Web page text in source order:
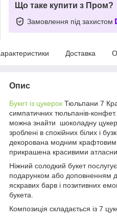
Що таке купити з Пром?
Замовлення під захистом
Доставка
Опис
Букет із цукерок Тюльпани 7
симпатичних тюльпанів-
можна знайти шоколадну
зроблені в спокійних білих і
декорована модним
прикрашена красивими
Ніжний солодкий букет
подарунком або доповненням
яскравих барв і позитивних
букета.
Композиція складається із 7